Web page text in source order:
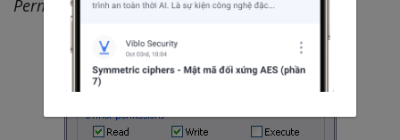
Permissions. Popup dưới đây sẽ hiện ra.